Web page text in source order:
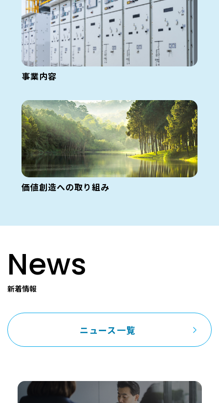
事業内容
価値創造への取り組み
News
新着情報
ニュース一覧